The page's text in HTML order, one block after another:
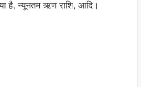
है, न्यूनतम ऋण राशि, आदि।